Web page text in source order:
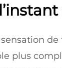
plus